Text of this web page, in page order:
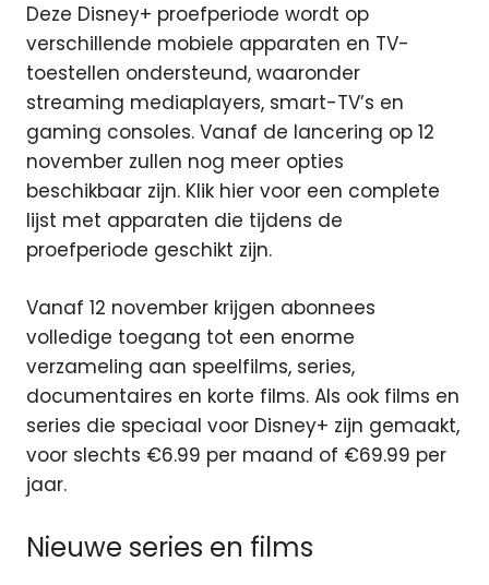
Deze Disney+ proefperiode wordt op
verschillende mobiele apparaten en TV-
toestellen ondersteund, waaronder
streaming mediaplayers, smart-TV’s en
gaming consoles. Vanaf de lancering op 12
november zullen nog meer opties
beschikbaar zijn. Klik hier voor een complete
lijst met apparaten die tijdens de
proefperiode geschikt zijn.
Vanaf 12 november krijgen abonnees
volledige toegang tot een enorme
verzameling aan speelfilms, series,
documentaires en korte films. Als ook films en
series die speciaal voor Disney+ zijn gemaakt,
voor slechts €6.99 per maand of €69.99 per
jaar.
Nieuwe series en films